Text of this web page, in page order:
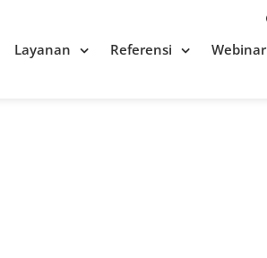
Layanan Referensi Webinar